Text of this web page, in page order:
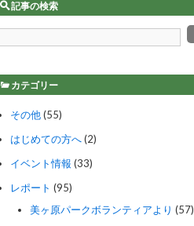
記事の検索
カテゴリー
その他(55)
はじめての方へ(2)
イベント情報 (33)
レポート (95)
美ヶ原パークボランティアより (57)